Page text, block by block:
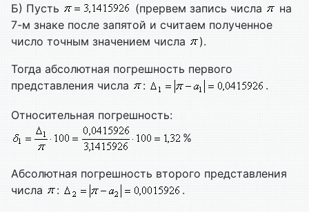
Б) Пусть (прервем запись числа
на
7-м знаке после запятой и считаем полученное
число точным значением числа
).
Тогда абсолютная погрешность первого
представления числа
: .
Относительная погрешность:
%
Абсолютная погрешность второго представления
числа
: .